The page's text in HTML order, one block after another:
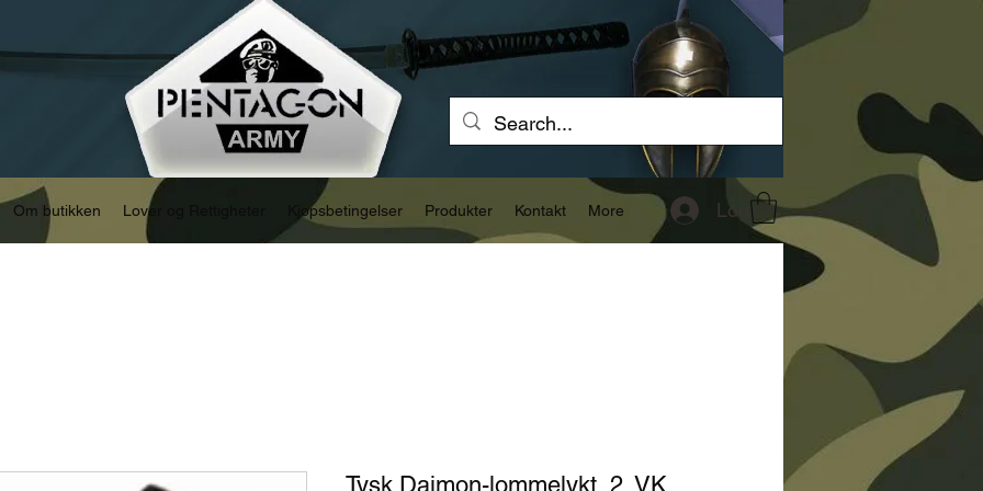
Om butikken Lover og Rettigheter Kjøpsbetingelser Produkter Kontakt More Logg inn
Tysk Daimon-lommelykt, 2. VK